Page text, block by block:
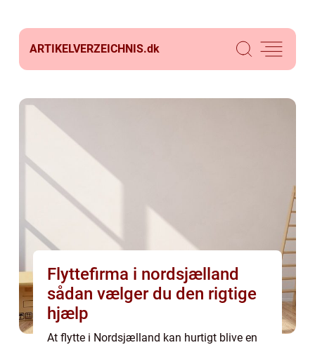
ARTIKELVERZEICHNIS.dk
Flyttefirma i nordsjælland
sådan vælger du den rigtige
hjælp
At flytte i Nordsjælland kan hurtigt blive en